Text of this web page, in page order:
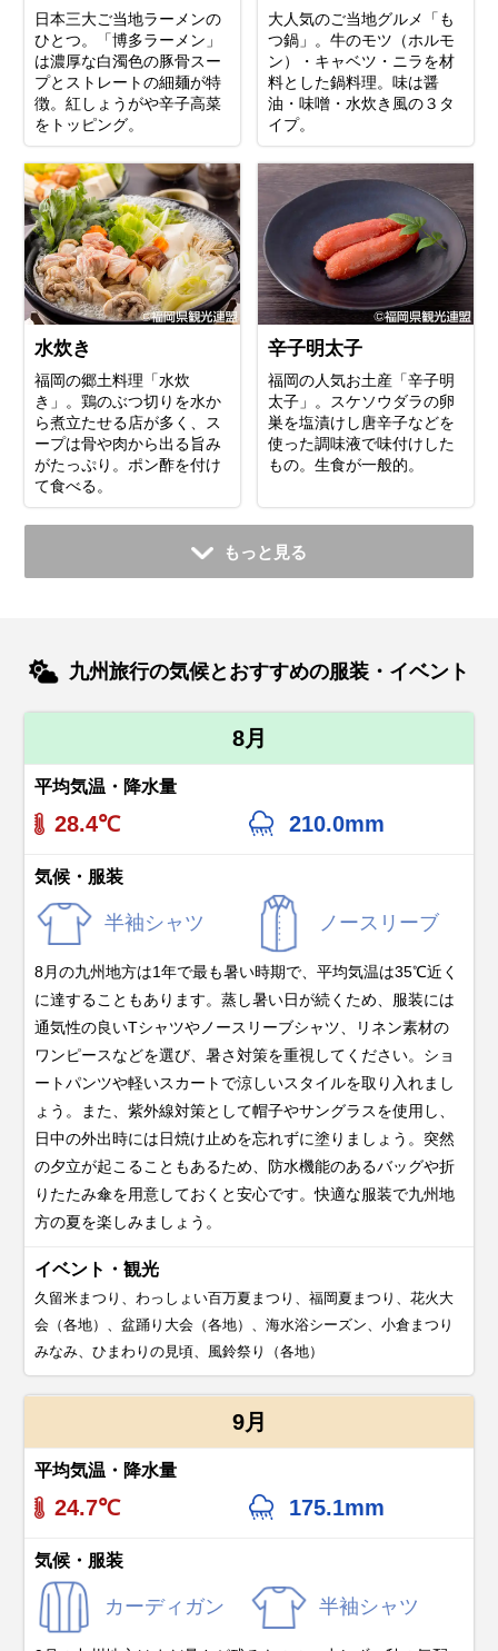
日本三大ご当地ラーメンの
ひとつ。「博多ラーメン」
は濃厚な白濁色の豚骨スー
プとストレートの細麺が特
徴。紅しょうがや辛子高菜
をトッピング。
大人気のご当地グルメ「も
つ鍋」。牛のモツ（ホルモ
ン）・キャベツ・ニラを材
料とした鍋料理。味は醤
油・味噌・水炊き風の３タ
イプ。
水炊き
福岡の郷土料理「水炊
き」。鶏のぶつ切りを水か
ら煮立たせる店が多く、ス
ープは骨や肉から出る旨み
がたっぷり。ポン酢を付け
て食べる。
辛子明太子
福岡の人気お土産「辛子明
太子」。スケソウダラの卵
巣を塩漬けし唐辛子などを
使った調味液で味付けした
もの。生食が一般的。
もっと見る
九州旅行の気候とおすすめの服装・イベント
8月
平均気温・降水量
28.4℃ 210.0mm
気候・服装
半袖シャツ ノースリーブ
8月の九州地方は1年で最も暑い時期で、平均気温は35℃近く
に達することもあります。蒸し暑い日が続くため、服装には
通気性の良いTシャツやノースリーブシャツ、リネン素材の
ワンピースなどを選び、暑さ対策を重視してください。ショ
ートパンツや軽いスカートで涼しいスタイルを取り入れまし
ょう。また、紫外線対策として帽子やサングラスを使用し、
日中の外出時には日焼け止めを忘れずに塗りましょう。突然
の夕立が起こることもあるため、防水機能のあるバッグや折
りたたみ傘を用意しておくと安心です。快適な服装で九州地
方の夏を楽しみましょう。
イベント・観光
久留米まつり、わっしょい百万夏まつり、福岡夏まつり、花火大
会（各地）、盆踊り大会（各地）、海水浴シーズン、小倉まつり
みなみ、ひまわりの見頃、風鈴祭り（各地）
9月
平均気温・降水量
24.7℃ 175.1mm
気候・服装
カーディガン 半袖シャツ